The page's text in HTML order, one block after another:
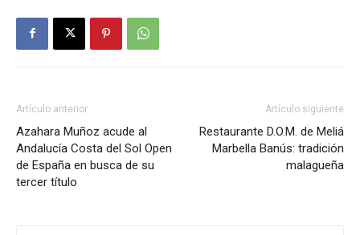
Artículo anterior
Azahara Muñoz acude al
Andalucía Costa del Sol Open
de España en busca de su
tercer título
Artículo siguiente
Restaurante D.O.M. de Meliá
Marbella Banús: tradición
malagueña